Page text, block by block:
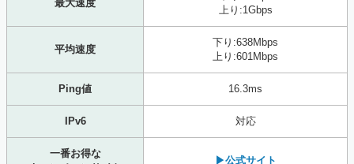
最大速度
上り:1Gbps
平均速度
下り:638Mbps
上り:601Mbps
Ping値 16.3ms
IPv6 対応
一番お得な
▶公式サイト